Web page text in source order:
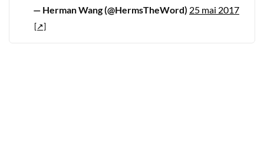
— Herman Wang (@HermsTheWord) 25 mai 2017